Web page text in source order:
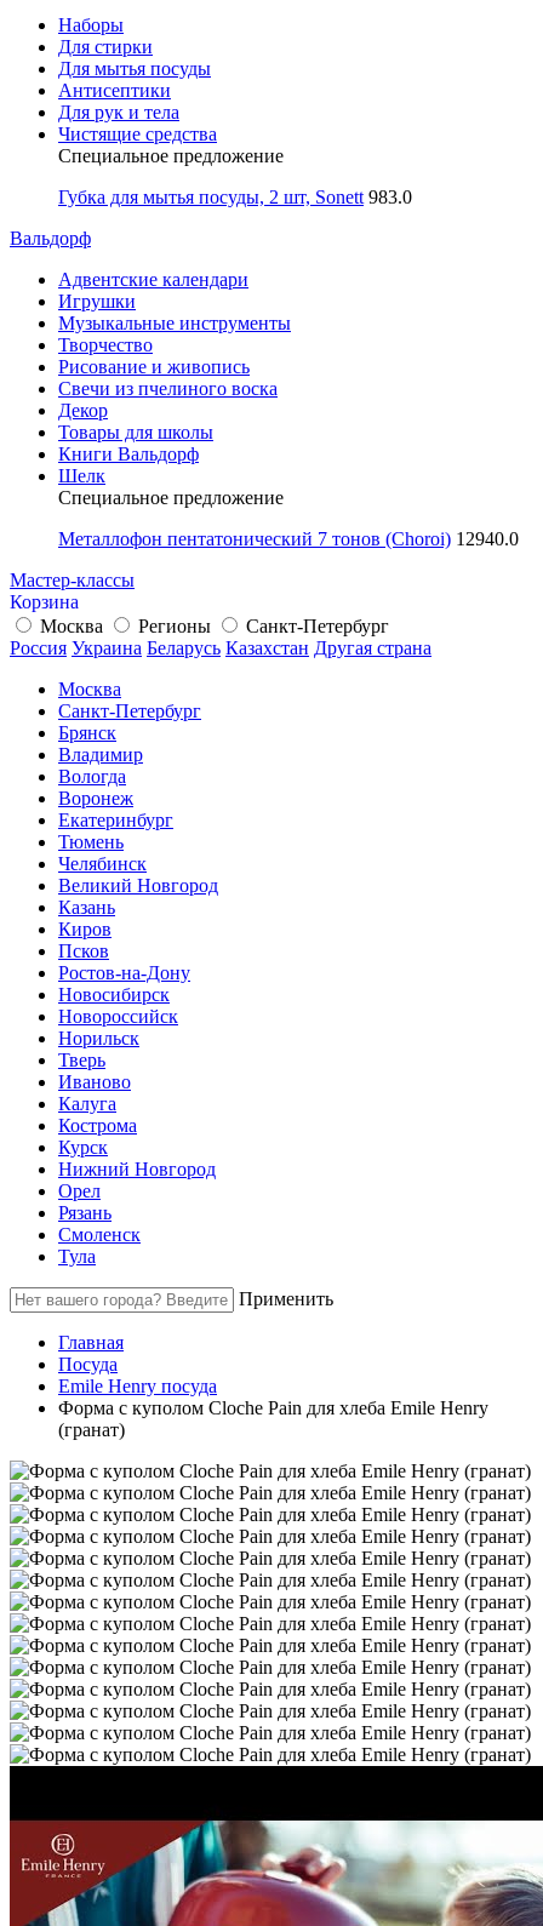
Наборы
Для стирки
Для мытья посуды
Антисептики
Для рук и тела
Чистящие средства
Специальное предложение
Губка для мытья посуды, 2 шт, Sonett 983.0
Вальдорф
Адвентские календари
Игрушки
Музыкальные инструменты
Творчество
Рисование и живопись
Свечи из пчелиного воска
Декор
Товары для школы
Книги Вальдорф
Шелк
Специальное предложение
Металлофон пентатонический 7 тонов (Choroi) 12940.0
Мастер-классы
Корзина
Москва
Регионы
Санкт-Петербург
Россия Украина Беларусь Казахстан Другая страна
Москва
Санкт-Петербург
Брянск
Владимир
Вологда
Воронеж
Екатеринбург
Тюмень
Челябинск
Великий Новгород
Казань
Киров
Псков
Ростов-на-Дону
Новосибирск
Новороссийск
Норильск
Тверь
Иваново
Калуга
Кострома
Курск
Нижний Новгород
Орел
Рязань
Смоленск
Тула
Применить
Главная
Посуда
Emile Henry посуда
Форма с куполом Cloche Pain для хлеба Emile Henry
(гранат)